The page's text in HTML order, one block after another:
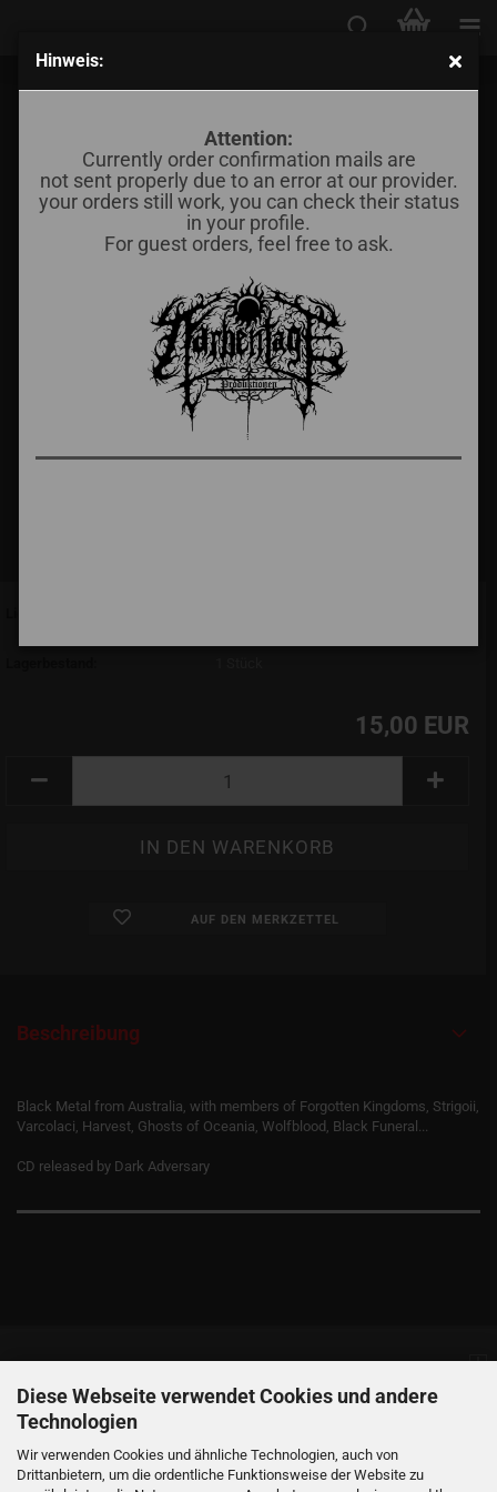
Diese Webseite verwendet Cookies und andere
Technologien
Wir verwenden Cookies und ähnliche Technologien, auch von
Drittanbietern, um die ordentliche Funktionsweise der Website zu
Hinweis:
Attention:
Currently order confirmation mails are
not sent properly due to an error at our provider.
your orders still work, you can check their status
in your profile.
For guest orders, feel free to ask.
Drowning the Light - Dead Souls & Moonflares
15,00 EUR
AUF DEN MERKZETTEL
Beschreibung
Black Metal from Australia, with members of Forgotten Kingdoms, Strigoii,
Varcolaci, Harvest, Ghosts of Oceania, Wolfblood, Black Funeral...
CD released by Dark Adversary
Informationen
Produkte